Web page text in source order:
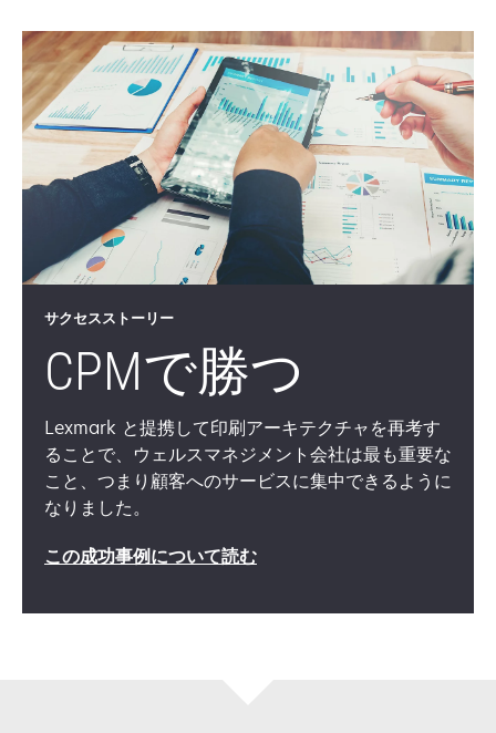
サクセスストーリー
CPMで勝つ
Lexmark と提携して印刷アーキテクチャを再考す
ることで、ウェルスマネジメント会社は最も重要な
こと、つまり顧客へのサービスに集中できるように
なりました。
この成功事例について読む